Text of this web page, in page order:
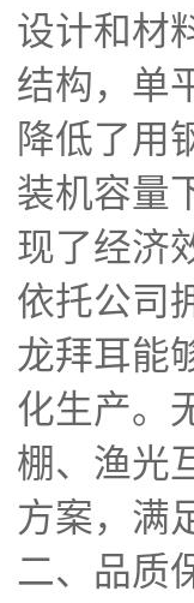
设计和材
结构，单
降低了用
装机容量
现了经济
依托公司
龙拜耳能
化生产。
棚、渔光
方案，满
二、品质